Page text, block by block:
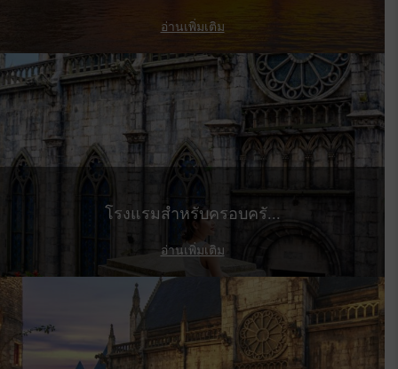
อ่านเพิ่มเติม
โรงแรมสำหรับครอบครั...
อ่านเพิ่มเติม